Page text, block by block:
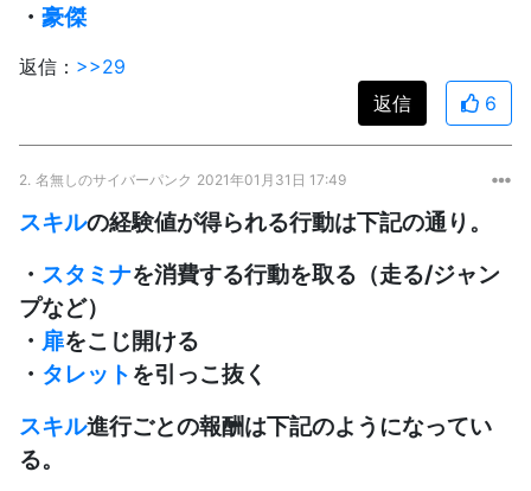
・ 豪傑
返信： >>29
返信
6
2. 名無しのサイバーパンク 2021年01月31日 17:49
スキルの経験値が得られる行動は下記の通り。
・ スタミナを消費する行動を取る（走る/ジャン
プなど）
・ 扉をこじ開ける
・ タレット を引っこ抜く
スキル進行ごとの報酬は下記のようになってい
る。